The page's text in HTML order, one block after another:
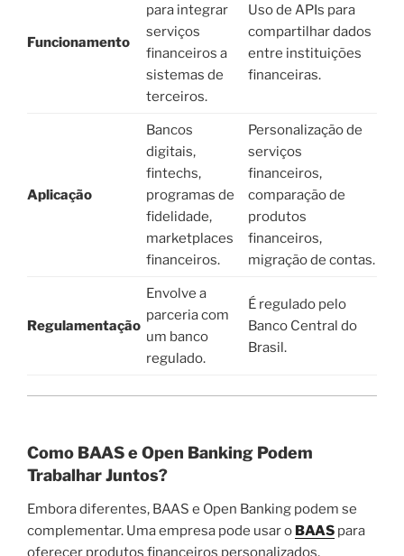
Funcionamento
para integrar
serviços
financeiros a
sistemas de
terceiros.
Uso de APIs para
compartilhar dados
entre instituições
financeiras.
Aplicação
Bancos
digitais,
fintechs,
programas de
fidelidade,
marketplaces
financeiros.
Personalização de
serviços
financeiros,
comparação de
produtos
financeiros,
migração de contas.
Regulamentação
Envolve a
parceria com
um banco
regulado.
É regulado pelo
Banco Central do
Brasil.
Como BAAS e Open Banking Podem
Trabalhar Juntos?
Embora diferentes, BAAS e Open Banking podem se
complementar. Uma empresa pode usar o BAAS para
oferecer produtos financeiros personalizados,